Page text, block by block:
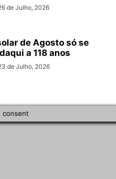
de Julho, 2026
de Agosto só se
a 118 anos
de Julho, 2026
consent